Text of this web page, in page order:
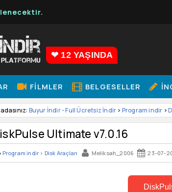
❤ 12 YAŞINDA
FILMLER BELGESELLER
Buyur İndir - Full Ücretsiz İndir > Program indir >
Ultimate v7.0.16
Program indir > Disk Araçları Meliksah_2006 23-07-